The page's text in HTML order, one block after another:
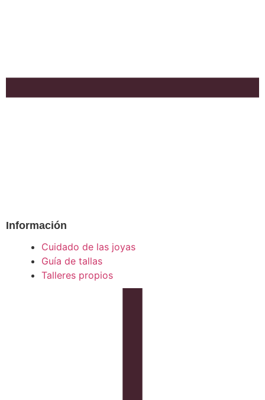
Información
Cuidado de las joyas
Guía de tallas
Talleres propios